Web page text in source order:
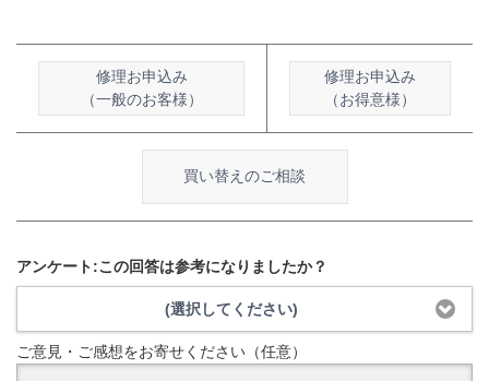
修理お申込み
（一般のお客様）
修理お申込み
（お得意様）
買い替えのご相談
アンケート:この回答は参考になりましたか？
(選択してください)
ご意見・ご感想をお寄せください（任意）